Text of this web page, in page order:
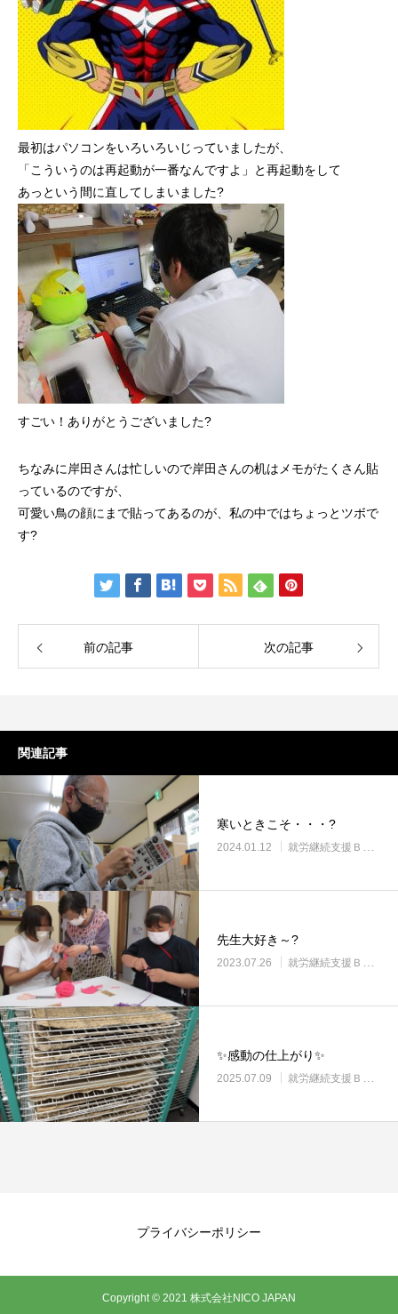
最初はパソコンをいろいろいじっていましたが、
「こういうのは再起動が一番なんですよ」と再起動をして
あっという間に直してしまいました?
すごい！ありがとうございました?
ちなみに岸田さんは忙しいので岸田さんの机はメモがたくさん貼
っているのですが、
可愛い鳥の顔にまで貼ってあるのが、私の中ではちょっとツボで
す?
前の記事 次の記事
関連記事
寒いときこそ・・・?
2024.01.12 就労継続支援Ｂ型・ニコサービス城東センター
先生大好き～?
2023.07.26 就労継続支援Ｂ型・ニコサービス城東センター
✨感動の仕上がり✨
2025.07.09 就労継続支援Ｂ型・ニコサービス城東センター
プライバシーポリシー
Copyright © 2021 株式会社NICO JAPAN